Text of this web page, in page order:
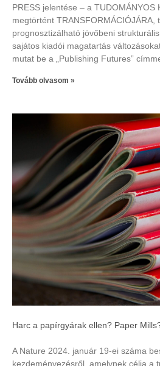
PRESS jelentése – a TUDOMÁNYOS
megtörtént TRANSFORMÁCIÓJÁRA,
prognosztizálható jövőbeni
sajátos kiadói magatartás
mutat be a „Publishing Futures”
Tovább olvasom »
Harc a papírgyárak ellen? Paper
A Nature 2024. január 19-ei száma
kezdeményezésről, amelynek célja a